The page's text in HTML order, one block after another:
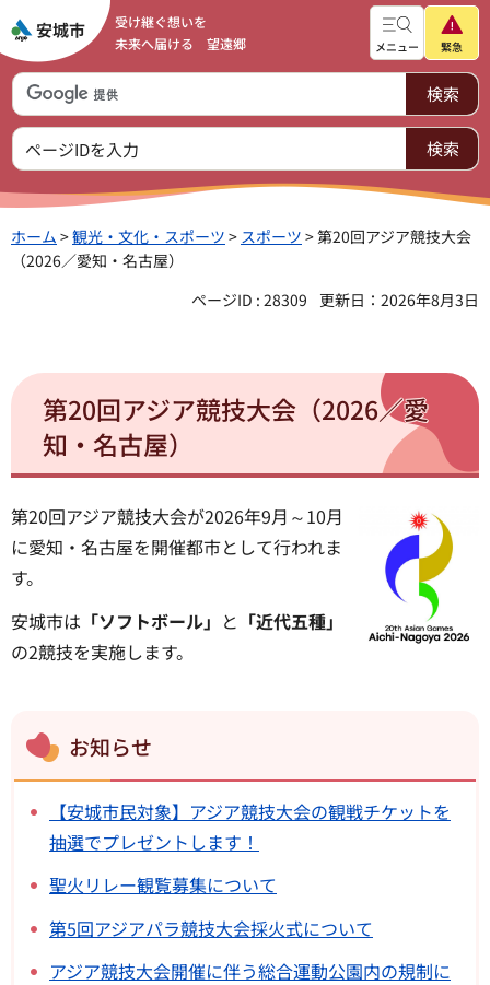
受け継ぐ想いを
未来へ届ける 望遠郷
メニュー 緊急
ホーム >観光・文化・スポーツ > スポーツ > 第20回アジア競技大会
（2026／愛知・名古屋）
ページID : 28309
更新日：2026年8月3日
第20回アジア競技大会（2026／愛
知・名古屋）
第20回アジア競技大会が2026年9月～10月
に愛知・名古屋を開催都市として行われま
す。
安城市は 「ソフトボール」 と 「近代五種」
の2競技を実施します。
お知らせ
【安城市民対象】アジア競技大会の観戦チケットを
抽選でプレゼントします！
聖火リレー観覧募集について
第5回アジアパラ競技大会採火式について
アジア競技大会開催に伴う総合運動公園内の規制に